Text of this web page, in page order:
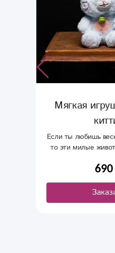
Мягкая
Если ты любишь
то эти милые
690